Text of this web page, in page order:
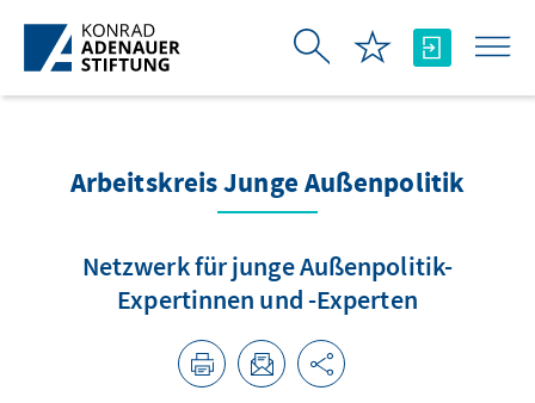
メインコンテンツにスキップ
Arbeitskreis Junge Außenpolitik
Netzwerk für junge Außenpolitik-
Expertinnen und -Experten